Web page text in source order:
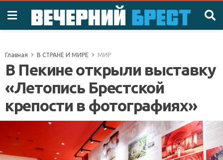
Главная В СТРАНЕ И МИРЕ МИР
В Пекине открыли выставку
«Летопись Брестской
крепости в фотографиях»